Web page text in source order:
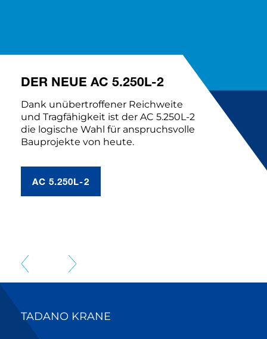
DER NEUE AC 5.250L-2
Dank unübertroffener Reichweite
und Tragfähigkeit ist der AC 5.250L-2
die logische Wahl für anspruchsvolle
Bauprojekte von heute.
AC 5.250L-2
TADANO KRANE